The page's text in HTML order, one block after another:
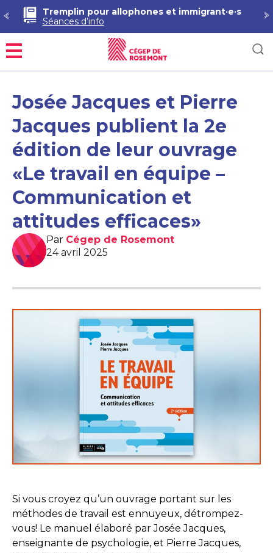
Tremplin pour allophones et immigrant·e·s
Séances d’info
Menu
Josée Jacques et Pierre
Jacques publient la 2e
édition de leur ouvrage
«Le travail en équipe –
Communication et
attitudes efficaces»
Par Cégep de Rosemont
24 avril 2025
Si vous croyez qu’un ouvrage portant sur les
méthodes de travail est ennuyeux, détrompez-
vous! Le manuel élaboré par Josée Jacques,
enseignante de psychologie, et Pierre Jacques,